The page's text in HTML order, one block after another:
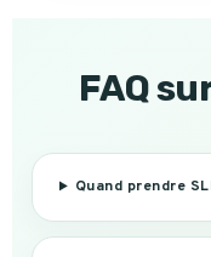
FAQ
Quand prendre